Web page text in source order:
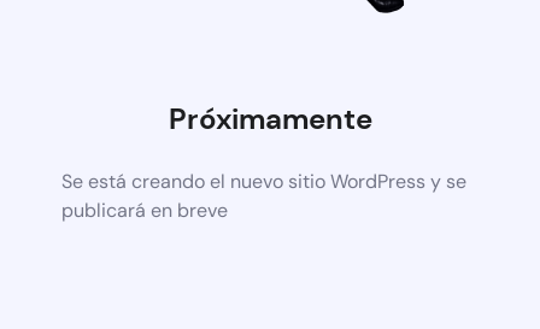
Próximamente
Se está creando el nuevo sitio WordPress y se
publicará en breve